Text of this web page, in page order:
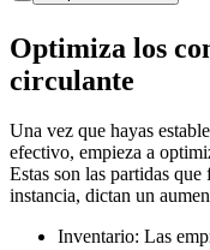
Optimiza los
circulante
Una vez que hayas
efectivo, empieza a
Estas son las partidas
instancia, dictan un
Inventario: Las